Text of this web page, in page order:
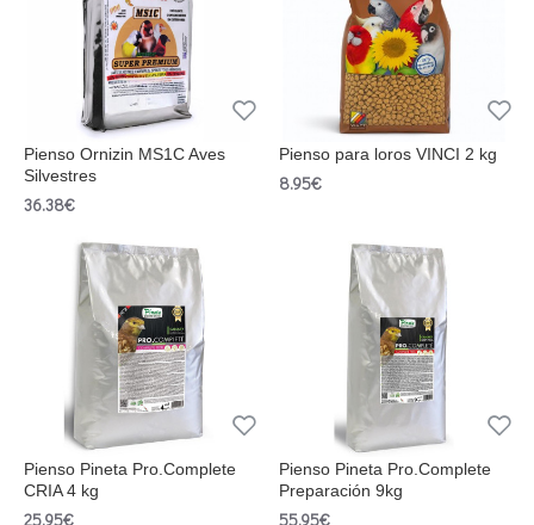
Pienso Ornizin MS1C Aves
Silvestres
36.38€
Pienso para loros VINCI 2 kg
8.95€
Pienso Pineta Pro.Complete
CRIA 4 kg
25.95€
Pienso Pineta Pro.Complete
Preparación 9kg
55.95€